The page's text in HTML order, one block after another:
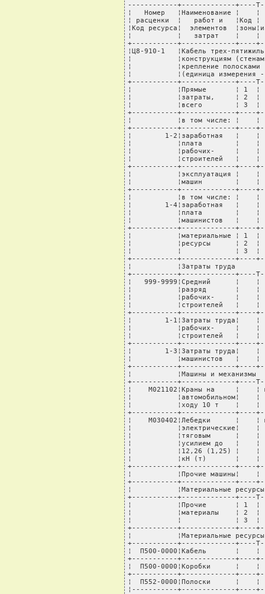
------------+-------------+----
¦   Номер   ¦Наименование ¦
¦ расценки  ¦   работ и   ¦Код ¦
¦Код ресурса¦  элементов
¦           ¦   затрат    ¦
+-----------+-------------+----
¦Ц8-910-1   ¦Кабель трех-
¦           ¦конструкциям (стенам,
¦           ¦крепление
¦           ¦(единица
+-----------+-------------+----
¦           ¦Прямые       ¦ 1
¦           ¦затраты,     ¦ 2
¦           ¦всего        ¦ 3
+-----------+-------------+----
¦           ¦в том числе:
+-----------+-------------+----
¦        1-2¦заработная   ¦
¦           ¦плата        ¦
¦           ¦рабочих-     ¦
¦           ¦строителей
+-----------+-------------+----
¦           ¦эксплуатация ¦
¦           ¦машин        ¦
+-----------+-------------+----
¦           ¦в том числе:
¦        1-4¦заработная   ¦
¦           ¦плата        ¦
¦           ¦машинистов
+-----------+-------------+----
¦           ¦материальные ¦
¦           ¦ресурсы      ¦ 2
¦           ¦             ¦ 3  ¦
+-----------+-------------+----
¦           ¦Затраты
+-----------+-------------+----
¦   999-9999¦Средний
¦           ¦разряд       ¦
¦           ¦рабочих-     ¦
¦           ¦строителей
+-----------+-------------+----
¦        1-1¦Затраты
¦           ¦рабочих-     ¦
¦           ¦строителей
+-----------+-------------+----
¦        1-3¦Затраты
¦           ¦машинистов
+-----------+-------------+----
¦           ¦Машины и
+-----------+-------------+----
¦    М021102¦Краны на     ¦
¦
¦           ¦ходу 10 т    ¦
+-----------+-------------+----
¦    М030402¦Лебедки      ¦
¦
¦           ¦тяговым      ¦
¦           ¦усилием до
¦           ¦12,26 (1,25) ¦
¦           ¦кН (т)       ¦
+-----------+-------------+----
¦           ¦Прочие машины¦
+-----------+-------------+----
¦           ¦Материальные
+-----------+-------------+----
¦           ¦Прочие       ¦ 1
¦           ¦материалы    ¦ 2
¦           ¦             ¦ 3  ¦
+-----------+-------------+----
¦           ¦Материальные
+-----------+-------------+----
¦  П500-0000¦Кабель
+-----------+-------------+----
¦  П500-0000¦Коробки
+-----------+-------------+----
¦  П552-0000¦Полоски
¦-----------+-------------+----